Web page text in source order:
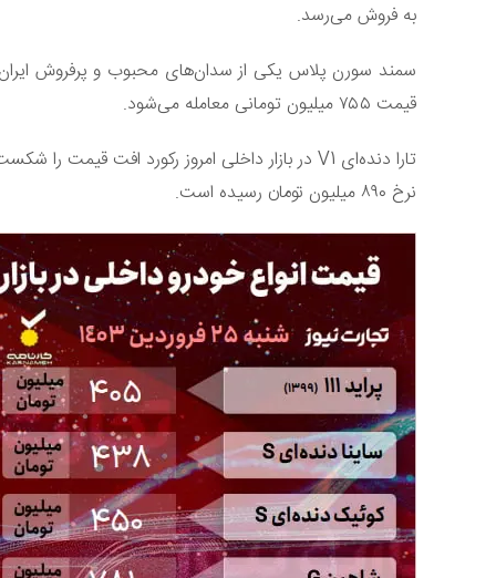
به فروش می‌رسد.
سمند سورن پلاس یکی از سدان‌های محبوب و پرفروش
قیمت ۷۵۵ میلیون تومانی معامله می‌شود.
نرخ ۸۹۰ میلیون تومان رسیده است.